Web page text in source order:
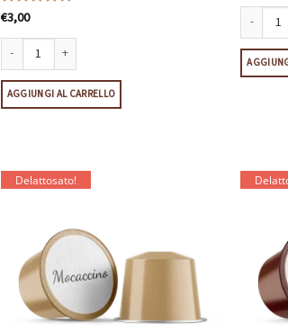
Valutato
€3,00
Ginseng Amaro Delattosato | Compatibili Nespresso | 10
AGGIUNGI AL CARRELLO
Bevanda
Delattosato!